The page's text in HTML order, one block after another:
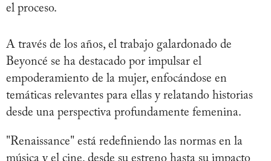
el proceso.
A través de los años, el trabajo galardonado de
Beyoncé se ha destacado por impulsar el
empoderamiento de la mujer, enfocándose en
temáticas relevantes para ellas y relatando historias
desde una perspectiva profundamente femenina.
"Renaissance" está redefiniendo las normas en la
música y el cine, desde su estreno hasta su impacto